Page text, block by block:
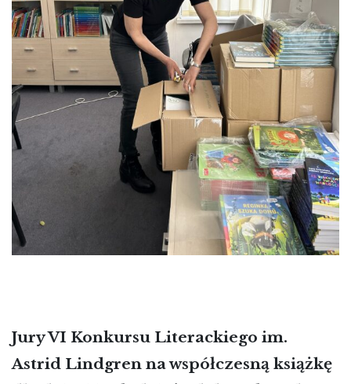
Jury VI Konkursu Literackiego im.
Astrid Lindgren na współczesną książkę